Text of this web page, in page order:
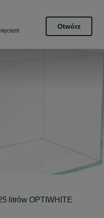
Otwórz
litrów OPTIWHITE